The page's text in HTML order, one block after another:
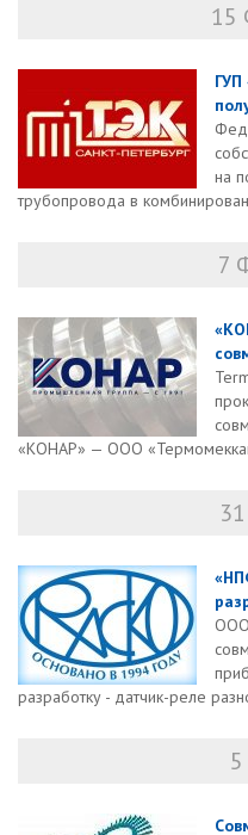
15
на
трубопровода в
7
«КОНАР» — ООО
ООО
разработку - датчик-реле